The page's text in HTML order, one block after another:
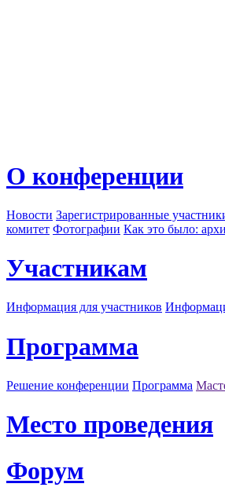
О конференции
Новости Зарегистрированные
комитет Фотографии Как это было:
Участникам
Информация для участников
Программа
Решение конференции Программа
Место проведения
Форум